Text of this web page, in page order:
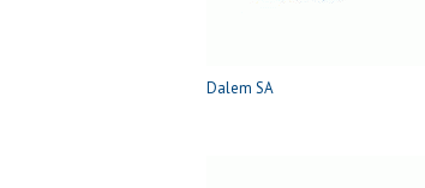
Dalem SA